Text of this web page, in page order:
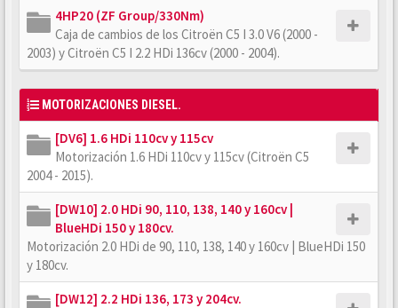
4HP20 (ZF Group/330Nm)
Caja de cambios de los Citroën C5 I 3.0 V6 (2000 -
2003) y Citroën C5 I 2.2 HDi 136cv (2000 - 2004).
MOTORIZACIONES DIESEL.
[DV6] 1.6 HDi 110cv y 115cv
Motorización 1.6 HDi 110cv y 115cv (Citroën C5
2004 - 2015).
[DW10] 2.0 HDi 90, 110, 138, 140 y 160cv |
BlueHDi 150 y 180cv.
Motorización 2.0 HDi de 90, 110, 138, 140 y 160cv | BlueHDi 150
y 180cv.
[DW12] 2.2 HDi 136, 173 y 204cv.